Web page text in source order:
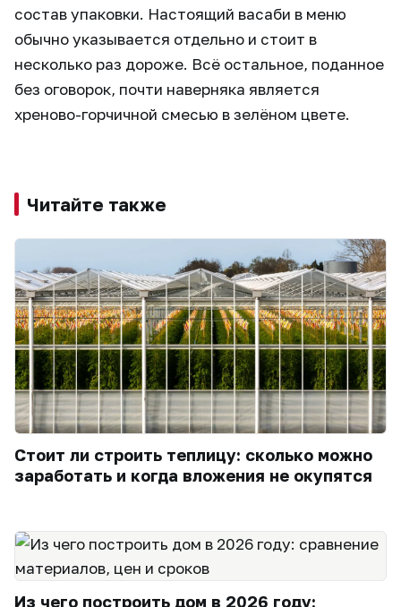
состав упаковки. Настоящий васаби в меню
обычно указывается отдельно и стоит в
несколько раз дороже. Всё остальное, поданное
без оговорок, почти наверняка является
хреново-горчичной смесью в зелёном цвете.
Читайте также
Стоит ли строить теплицу: сколько можно
заработать и когда вложения не окупятся
Из чего построить дом в 2026 году: